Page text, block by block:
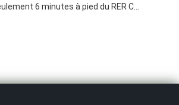
6 minutes à pied du RER C...